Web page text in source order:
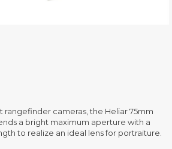
rangefinder cameras, the Heliar 75mm
a bright maximum aperture with a
to realize an ideal lens for portraiture.